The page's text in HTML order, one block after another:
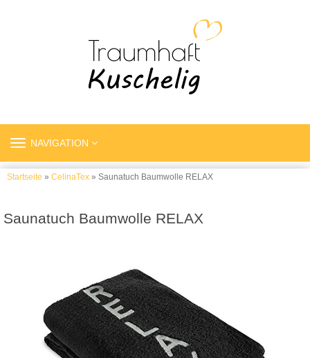
TOGGLE
NAVIGATION
Startseite » CelinaTex » Saunatuch Baumwolle RELAX
Saunatuch Baumwolle RELAX